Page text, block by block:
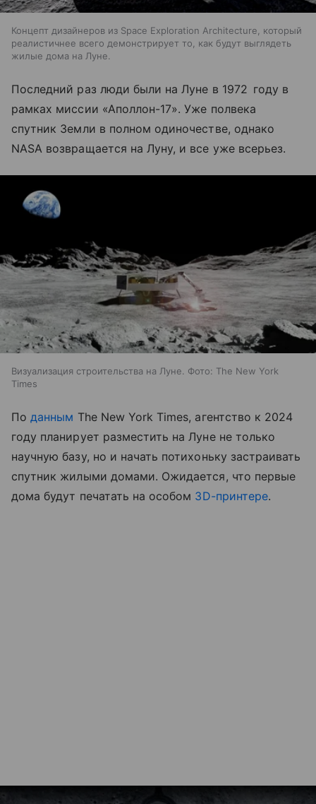
Концепт дизайнеров из Space Exploration Architecture, который
реалистичнее всего демонстрирует то, как будут выглядеть
жилые дома на Луне.
Последний раз люди были на Луне в 1972 году в
рамках миссии «Аполлон-17». Уже полвека
спутник Земли в полном одиночестве, однако
NASA возвращается на Луну, и все уже всерьез.
Визуализация строительства на Луне. Фото: The New York
Times
Поданным The New York Times, агентство к 2024
году планирует разместить на Луне не только
научную базу, но и начать потихоньку застраивать
спутник жилыми домами. Ожидается, что первые
дома будут печатать на особом 3D-принтере.